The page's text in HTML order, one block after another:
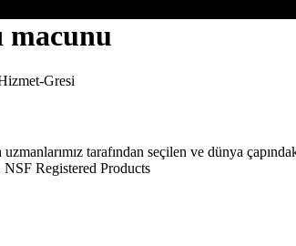
macunu
tarafından seçilen ve dünya
Registered Products